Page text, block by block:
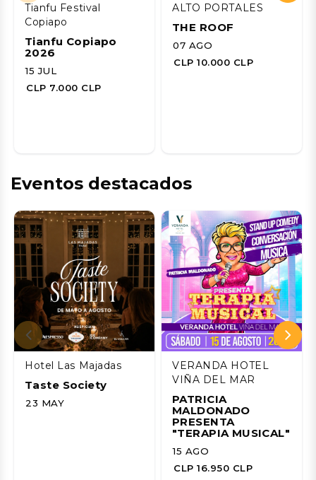
Tianfu Festival
Copiapo
Tianfu Copiapo
2026
15 JUL
CLP 7.000 CLP
ALTO PORTALES
THE ROOF
07 AGO
CLP 10.000 CLP
Eventos destacados
Hotel Las Majadas
Taste Society
23 MAY
VERANDA HOTEL
VIÑA DEL MAR
PATRICIA
MALDONADO
PRESENTA
"TERAPIA MUSICAL"
15 AGO
CLP 16.950 CLP